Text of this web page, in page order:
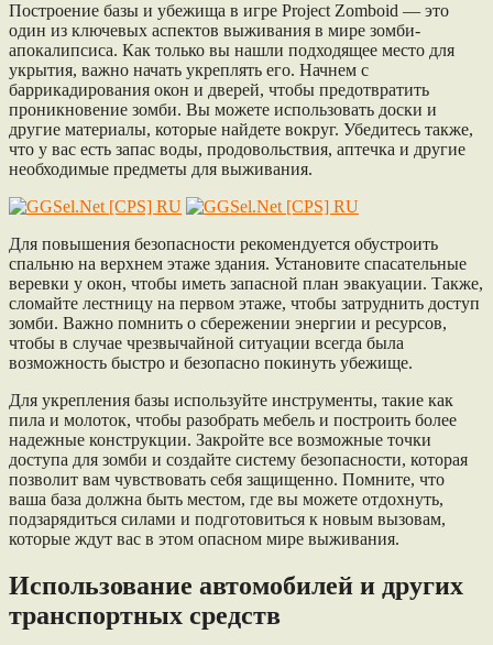
Построение базы и убежища в игре Project Zomboid — это
один из ключевых аспектов выживания в мире зомби-
апокалипсиса. Как только вы нашли подходящее место для
укрытия, важно начать укреплять его. Начнем с
баррикадирования окон и дверей, чтобы предотвратить
проникновение зомби. Вы можете использовать доски и
другие материалы, которые найдете вокруг. Убедитесь также,
что у вас есть запас воды, продовольствия, аптечка и другие
необходимые предметы для выживания.
Для повышения безопасности рекомендуется обустроить
спальню на верхнем этаже здания. Установите спасательные
веревки у окон, чтобы иметь запасной план эвакуации. Также,
сломайте лестницу на первом этаже, чтобы затруднить доступ
зомби. Важно помнить о сбережении энергии и ресурсов,
чтобы в случае чрезвычайной ситуации всегда была
возможность быстро и безопасно покинуть убежище.
Для укрепления базы используйте инструменты, такие как
пила и молоток, чтобы разобрать мебель и построить более
надежные конструкции. Закройте все возможные точки
доступа для зомби и создайте систему безопасности, которая
позволит вам чувствовать себя защищенно. Помните, что
ваша база должна быть местом, где вы можете отдохнуть,
подзарядиться силами и подготовиться к новым вызовам,
которые ждут вас в этом опасном мире выживания.
Использование автомобилей и других
транспортных средств